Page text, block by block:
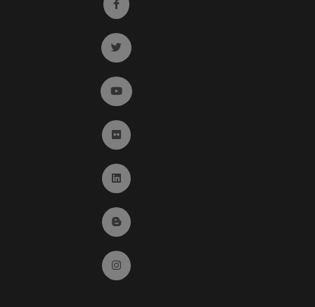
Ir a facebook (abre en ventana nueva)
Ir a twitter (abre en ventana nueva)
Ir a YouTube (abre en ventana nueva)
Ir a Flickr (abre en ventana nueva)
Ir a Linkedin (abre en ventana nueva)
Ir al Blog (abre en ventana nueva)
Ir a Instagram (abre en ventana nueva)